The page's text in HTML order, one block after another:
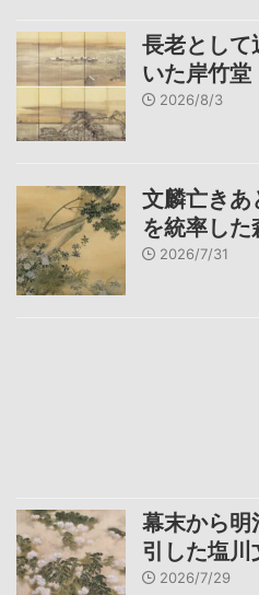
長老として
いた岸竹堂
2026/8/3
文麟亡きあ
を統率した
2026/7/31
幕末から明
引した塩川
2026/7/29